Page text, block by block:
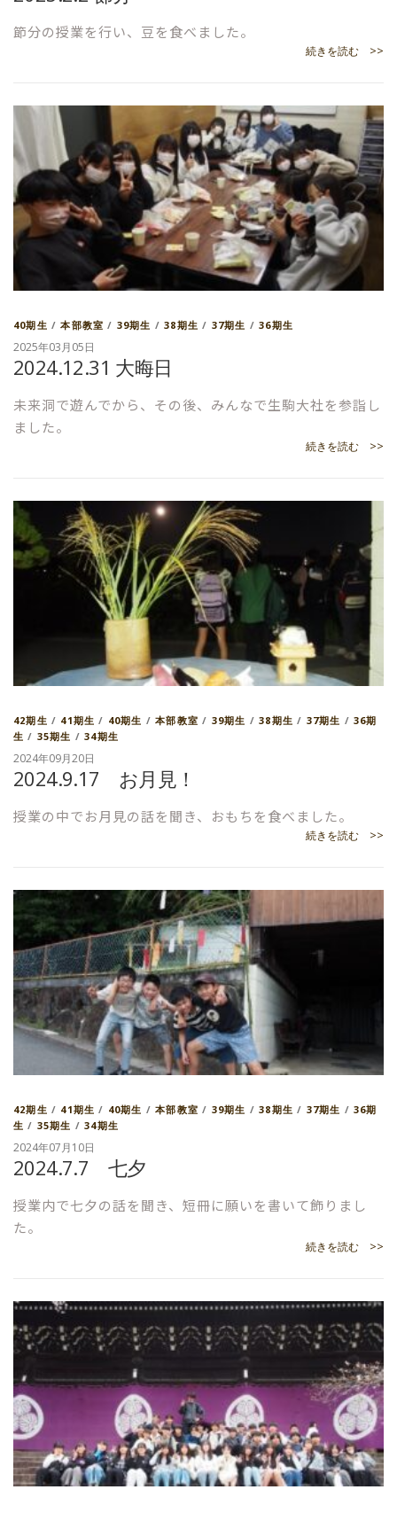
節分の授業を行い、豆を食べました。
続きを読む >>
40期生 /本部教室 / 39期生 /38期生 / 37期生 /36期生
2025年03月05日
2024.12.31 大晦日
未来洞で遊んでから、その後、みんなで生駒大社を参詣し
ました。
続きを読む >>
42期生 / 41期生 / 40期生 /本部教室 / 39期生 /38期生 / 37期生 / 36期
生 / 35期生 /34期生
2024年09月20日
2024.9.17 お月見！
授業の中でお月見の話を聞き、おもちを食べました。
続きを読む >>
42期生 / 41期生 / 40期生 /本部教室 / 39期生 /38期生 / 37期生 / 36期
生 / 35期生 /34期生
2024年07月10日
2024.7.7 七夕
授業内で七夕の話を聞き、短冊に願いを書いて飾りまし
た。
続きを読む >>